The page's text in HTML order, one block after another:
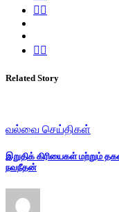
Related Story
வல்வை செய்திகள்
இறுதிக் கிரியைகள் மற்றும்
நவநீதன்